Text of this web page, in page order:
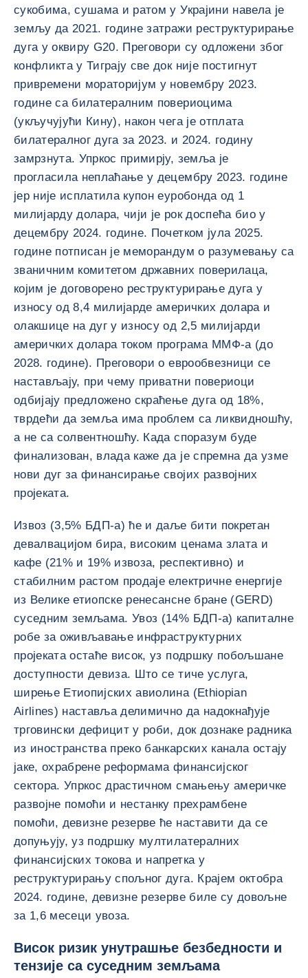
сукобима, сушама и ратом у Украјини навела је
земљу да 2021. године затражи реструктурирање
дуга у оквиру G20. Преговори су одложени због
конфликта у Тиграју све док није постигнут
привремени мораторијум у новембру 2023.
године са билатералним повериоцима
(укључујући Кину), након чега је отплата
билатералног дуга за 2023. и 2024. годину
замрзнута. Упркос примирју, земља је
прогласила неплаћање у децембру 2023. године
јер није исплатила купон еуробонда од 1
милијарду долара, чији је рок доспећа био у
децембру 2024. године. Почетком јула 2025.
године потписан је меморандум о разумевању са
званичним комитетом државних поверилаца,
којим је договорено реструктурирање дуга у
износу од 8,4 милијарде америчких долара и
олакшице на дуг у износу од 2,5 милијарди
америчких долара током програма ММФ-а (до
2028. године). Преговори о еврообвезници се
настављају, при чему приватни повериоци
одбијају предложено скраћење дуга од 18%,
тврдећи да земља има проблем са ликвидношћу,
а не са солвентношћу. Када споразум буде
финализован, влада каже да је спремна да узме
нови дуг за финансирање својих развојних
пројеката.
Извоз (3,5% БДП-а) ће и даље бити покретан
девалвацијом бира, високим ценама злата и
кафе (21% и 19% извоза, респективно) и
стабилним растом продаје електричне енергије
из Велике етиопске ренесансне бране (GERD)
суседним земљама. Увоз (14% БДП-а) капиталне
робе за оживљавање инфраструктурних
пројеката остаће висок, уз подршку побољшане
доступности девиза. Што се тиче услуга,
ширење Етиопијских авиолина (Ethiopian
Airlines) наставља делимично да надокнађује
трговински дефицит у роби, док дознаке радника
из иностранства преко банкарских канала остају
јаке, охрабрене реформама финансијског
сектора. Упркос драстичном смањењу америчке
развојне помоћи и нестанку прехрамбене
помоћи, девизне резерве ће наставити да се
допуњују, уз подршку мултилатералних
финансијских токова и напретка у
реструктурирању спољног дуга. Крајем октобра
2024. године, девизне резерве биле су довољне
за 1,6 месеци увоза.
Висок ризик унутрашње безбедности и
тензије са суседним земљама